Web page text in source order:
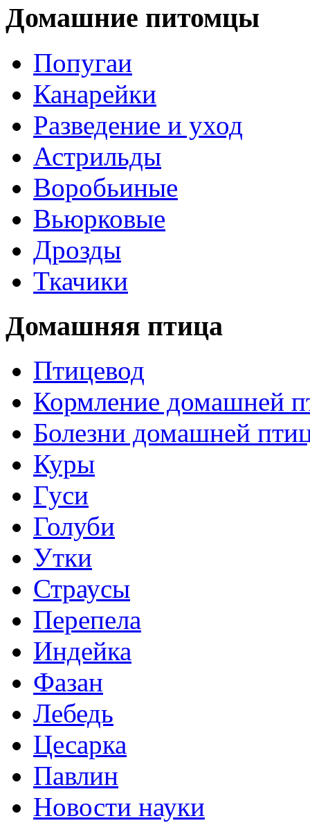
Домашние питомцы
Попугаи
Канарейки
Разведение и уход
Астрильды
Воробьиные
Вьюрковые
Дрозды
Ткачики
Домашняя птица
Птицевод
Кормление домашней
Болезни домашней
Куры
Гуси
Голуби
Утки
Страусы
Перепела
Индейка
Фазан
Лебедь
Цесарка
Павлин
Новости науки